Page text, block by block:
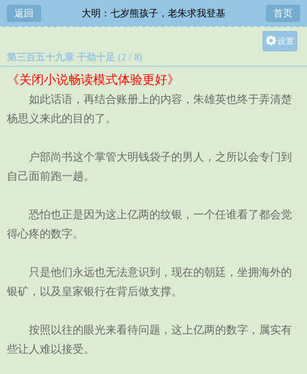
返回 大明：七岁熊孩子，老朱求我登基 首页
设置
中
第三百五十九章 干劲十足 (2 / 8)
《关闭小说畅读模式体验更好》
如此话语，再结合账册上的内容，朱雄英也终于弄清楚
杨思义来此的目的了。
户部尚书这个掌管大明钱袋子的男人，之所以会专门到
自己面前跑一趟。
恐怕也正是因为这上亿两的纹银，一个任谁看了都会觉
得心疼的数字。
只是他们永远也无法意识到，现在的朝廷，坐拥海外的
银矿，以及皇家银行在背后做支撑。
按照以往的眼光来看待问题，这上亿两的数字，属实有
些让人难以接受。